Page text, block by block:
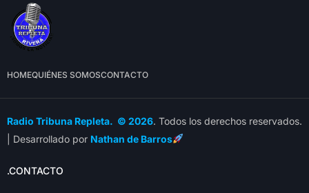
HOMEQUIÉNES SOMOSCONTACTO
Radio Tribuna Repleta. © 2026. Todos los derechos reservados.
| Desarrollado por Nathan de Barros
.CONTACTO